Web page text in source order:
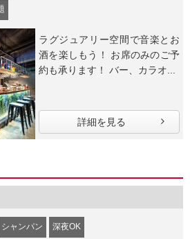
ラグジュアリー空間で音楽とお
酒を楽しもう！ お席のみのご予
約も承ります！ バー、カラオ...
詳細を見る
シャンパン 深夜OK